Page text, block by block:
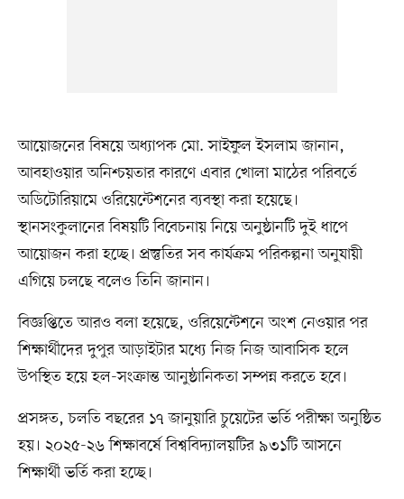
আয়োজনের বিষয়ে অধ্যাপক মো. সাইফুল ইসলাম জানান,
আবহাওয়ার অনিশ্চয়তার কারণে এবার খোলা মাঠের পরিবর্তে
অডিটোরিয়ামে ওরিয়েন্টেশনের ব্যবস্থা করা হয়েছে।
স্থানসংকুলানের বিষয়টি বিবেচনায় নিয়ে অনুষ্ঠানটি দুই ধাপে
আয়োজন করা হচ্ছে। প্রস্তুতির সব কার্যক্রম পরিকল্পনা অনুযায়ী
এগিয়ে চলছে বলেও তিনি জানান।
বিজ্ঞপ্তিতে আরও বলা হয়েছে, ওরিয়েন্টেশনে অংশ নেওয়ার পর
শিক্ষার্থীদের দুপুর আড়াইটার মধ্যে নিজ নিজ আবাসিক হলে
উপস্থিত হয়ে হল-সংক্রান্ত আনুষ্ঠানিকতা সম্পন্ন করতে হবে।
প্রসঙ্গত, চলতি বছরের ১৭ জানুয়ারি চুয়েটের ভর্তি পরীক্ষা অনুষ্ঠিত
হয়। ২০২৫-২৬ শিক্ষাবর্ষে বিশ্ববিদ্যালয়টির ৯৩১টি আসনে
শিক্ষার্থী ভর্তি করা হচ্ছে।